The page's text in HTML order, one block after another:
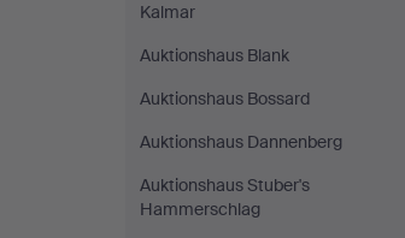
Kalmar
Auktionshaus Blank
Auktionshaus Bossard
Auktionshaus Dannenberg
Auktionshaus Stuber's
Hammerschlag